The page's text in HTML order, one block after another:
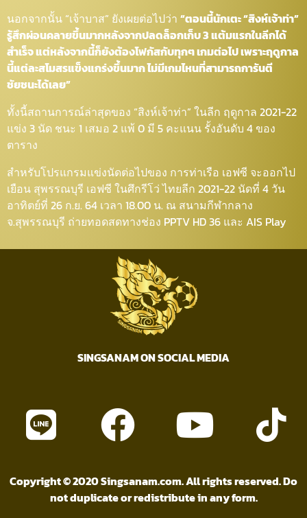
นอกจากนั้น “เจ้าบาส” ยังเผยต่อไปว่า “ตอนนี้นักเตะ “สิงห์เจ้าท่า”
รู้สึกผ่อนคลายขึ้นมากหลังจากปลดล็อกเก็บ 3 แต้มแรกในลีกได้
สำเร็จ แต่หลังจากนี้ก็ยังต้องโฟกัสกับทุกๆ เกมต่อไป เพราะฤดูกาล
นี้แต่ละสโมสรแข็งแกร่งขึ้นมาก ไม่มีเกมไหนที่สามารถการันตี
ชัยชนะได้เลย”
ทั้งนี้สถานการณ์ล่าสุดของ “สิงห์เจ้าท่า” ในลีก ฤดูกาล 2021-22
แข่ง 3 นัด ชนะ 1 เสมอ 2 แพ้ 0 มี 5 คะแนน รั้งอันดับ 4 ของ
ตาราง
สำหรับโปรแกรมแข่งนัดต่อไปของ การท่าเรือ เอฟซี จะออกไป
เยือน สุพรรณบุรี เอฟซี ในศึกรีโว่ ไทยลีก 2021-22 นัดที่ 4 วัน
อาทิตย์ที่ 26 ก.ย. 64 เวลา 18.00 น. ณ สนามกีฬากลาง
จ.สุพรรณบุรี ถ่ายทอดสดทางช่อง PPTV HD 36 และ AIS Play
SINGSANAM ON SOCIAL MEDIA
Copyright © 2020 Singsanam.com. All rights reserved. Do
not duplicate or redistribute in any form.